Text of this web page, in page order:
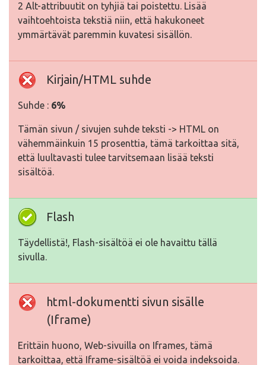
2 Alt-attribuutit on tyhjiä tai poistettu. Lisää
vaihtoehtoista tekstiä niin, että hakukoneet
ymmärtävät paremmin kuvatesi sisällön.
Kirjain/HTML suhde
Suhde : 6%
Tämän sivun / sivujen suhde teksti -> HTML on
vähemmäinkuin 15 prosenttia, tämä tarkoittaa sitä,
että luultavasti tulee tarvitsemaan lisää teksti
sisältöä.
Flash
Täydellistä!, Flash-sisältöä ei ole havaittu tällä
sivulla.
html-dokumentti sivun sisälle
(Iframe)
Erittäin huono, Web-sivuilla on Iframes, tämä
tarkoittaa, että Iframe-sisältöä ei voida indeksoida.